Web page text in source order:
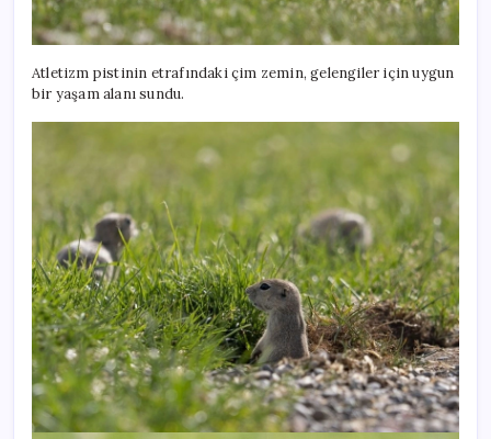
Atletizm pistinin etrafındaki çim zemin, gelengiler için uygun
bir yaşam alanı sundu.